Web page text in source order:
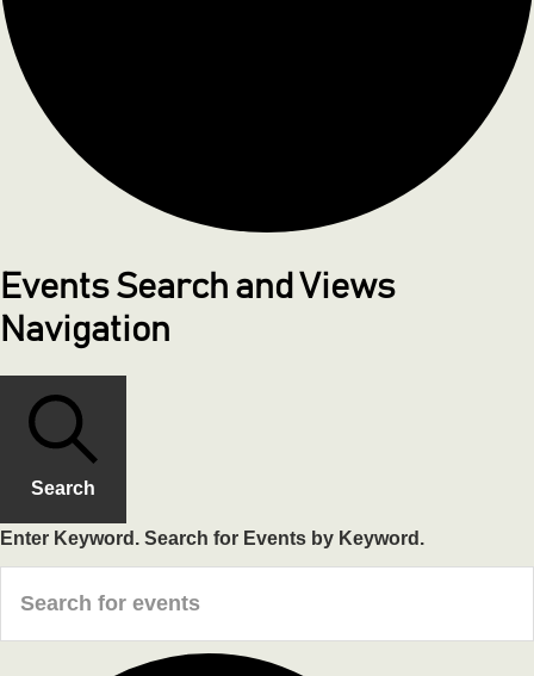
Events Search and Views
Navigation
Search
Enter Keyword. Search for Events by Keyword.